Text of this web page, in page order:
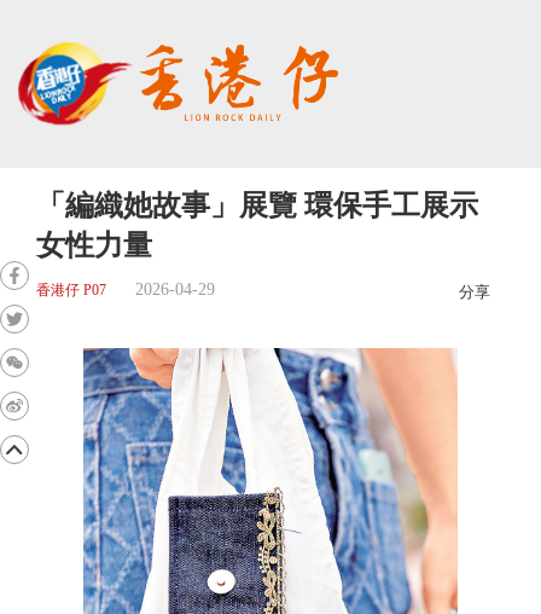
「編織她故事」展覽 環保手工展示
女性力量
香港仔 P07 2026-04-29 分享